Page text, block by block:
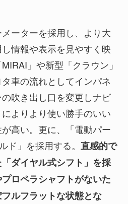
ーターを採用し、より大
情報や表示を見やすく映
」や新型「クラウン」
車の流れとしてインパネ
吹き出し口を変更しナビ
よりより使い勝手のいい
高い。更に、「電動パー
ド」を採用する。 直感的で
ダイヤル式シフト」を採
ロペラシャフトがないた
ルフラットな状態とな